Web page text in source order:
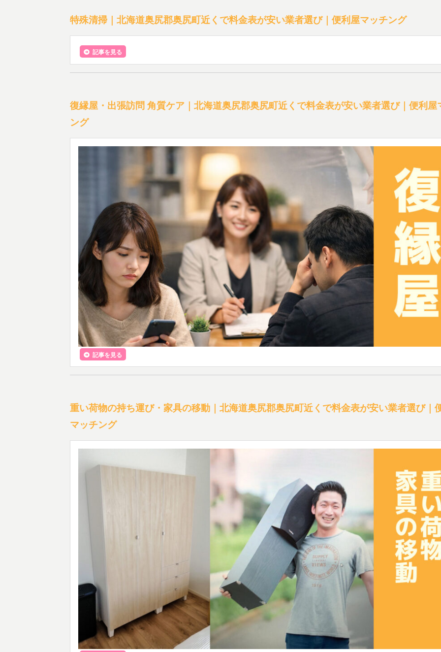
特殊清掃｜北海道奥尻郡奥尻町近くで料金表が安い業者選び｜便利屋マッチング
記事を見る
復縁屋・出張訪問 角質ケア｜北海道奥尻郡奥尻町近くで料金表が安い業者選び｜便利屋
ング
記事を見る
重い荷物の持ち運び・家具の移動｜北海道奥尻郡奥尻町近くで料金表が安い業者選び｜
マッチング